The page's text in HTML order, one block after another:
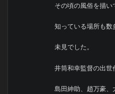
その頃の風俗を描い
知っている場所も数
未見でした。
井筒和幸監督の出世
島田紳助、趙万豪